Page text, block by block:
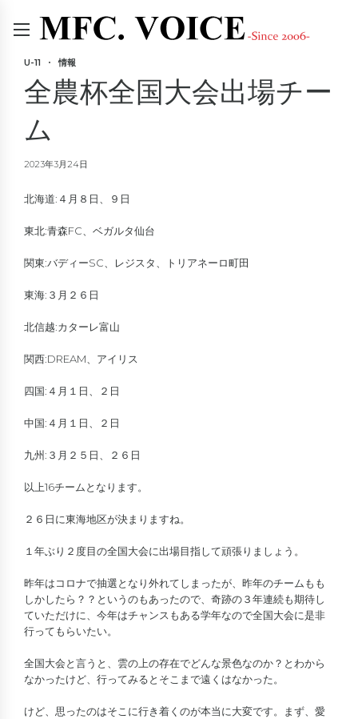
U-11 情報
全農杯全国大会出場チー
ム
2023年3月24日
北海道:４月８日、９日
東北:青森FC、ベガルタ仙台
関東:バディーSC、レジスタ、トリアネーロ町田
東海:３月２６日
北信越:カターレ富山
関西:DREAM、アイリス
四国:４月１日、２日
中国:４月１日、２日
九州:３月２５日、２６日
以上16チームとなります。
２６日に東海地区が決まりますね。
１年ぶり２度目の全国大会に出場目指して頑張りましょう。
昨年はコロナで抽選となり外れてしまったが、昨年のチームもも
しかしたら？？というのもあったので、奇跡の３年連続も期待し
ていただけに、今年はチャンスもある学年なので全国大会に是非
行ってもらいたい。
全国大会と言うと、雲の上の存在でどんな景色なのか？とわから
なかったけど、行ってみるとそこまで遠くはなかった。
けど、思ったのはそこに行き着くのが本当に大変です。まず、愛